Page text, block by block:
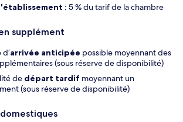
: 5 % du tarif de la chambre
supplément
arrivée anticipée possible moyennant des
(sous réserve de disponibilité)
de départ tardif moyennant un
(sous réserve de disponibilité)